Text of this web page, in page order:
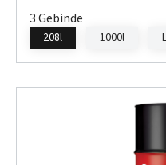
3 Gebinde
208l 1000l